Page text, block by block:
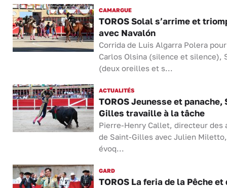
CAMARGUE
TOROS Solal s’arrime et
avec Navalón
Corrida de Luis Algarra Polera pour
Carlos Olsina (silence et silence),
(deux oreilles et s...
ACTUALITÉS
TOROS Jeunesse et panache,
Gilles travaille à la tâche
Pierre-Henry Callet, directeur des
de Saint-Gilles avec Julien Miletto,
évoq...
GARD
TOROS La feria de la Pêche et